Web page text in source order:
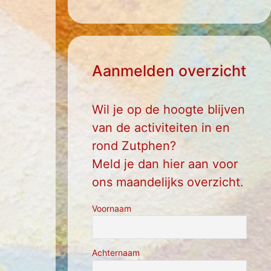
Aanmelden overzicht
Wil je op de hoogte blijven
van de activiteiten in en
rond Zutphen?
Meld je dan hier aan voor
ons maandelijks overzicht.
Voornaam
Achternaam